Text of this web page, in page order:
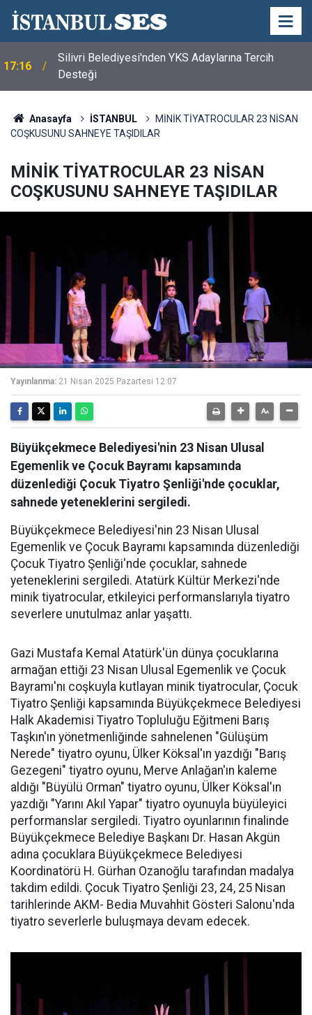
16:24
BEYLİKDÜZÜ’NDE YAZ SPOR KURSLARI TÜM
HIZIYLA DEVAM EDİYOR
Anasayfa İSTANBUL
MİNİK TİYATROCULAR 23 NİSAN
COŞKUSUNU SAHNEYE TAŞIDILAR
MİNİK TİYATROCULAR 23 NİSAN
COŞKUSUNU SAHNEYE TAŞIDILAR
Yayınlanma: 21 Nisan 2025 Pazartesi 12:07
Büyükçekmece Belediyesi'nin 23 Nisan Ulusal
Egemenlik ve Çocuk Bayramı kapsamında
düzenlediği Çocuk Tiyatro Şenliği'nde çocuklar,
sahnede yeteneklerini sergiledi.
Büyükçekmece Belediyesi'nin 23 Nisan Ulusal
Egemenlik ve Çocuk Bayramı kapsamında düzenlediği
Çocuk Tiyatro Şenliği'nde çocuklar, sahnede
yeteneklerini sergiledi. Atatürk Kültür Merkezi'nde
minik tiyatrocular, etkileyici performanslarıyla tiyatro
severlere unutulmaz anlar yaşattı.
Gazi Mustafa Kemal Atatürk'ün dünya çocuklarına
armağan ettiği 23 Nisan Ulusal Egemenlik ve Çocuk
Bayramı'nı coşkuyla kutlayan minik tiyatrocular, Çocuk
Tiyatro Şenliği kapsamında Büyükçekmece Belediyesi
Halk Akademisi Tiyatro Topluluğu Eğitmeni Barış
Taşkın'ın yönetmenliğinde sahnelenen "Gülüşüm
Nerede" tiyatro oyunu, Ülker Köksal'ın yazdığı "Barış
Gezegeni" tiyatro oyunu, Merve Anlağan'ın kaleme
aldığı "Büyülü Orman" tiyatro oyunu, Ülker Köksal'ın
yazdığı "Yarını Akıl Yapar" tiyatro oyunuyla büyüleyici
performanslar sergiledi. Tiyatro oyunlarının finalinde
Büyükçekmece Belediye Başkanı Dr. Hasan Akgün
adına çocuklara Büyükçekmece Belediyesi
Koordinatörü H. Gürhan Ozanoğlu tarafından madalya
takdim edildi. Çocuk Tiyatro Şenliği 23, 24, 25 Nisan
tarihlerinde AKM- Bedia Muvahhit Gösteri Salonu'nda
tiyatro severlerle buluşmaya devam edecek.